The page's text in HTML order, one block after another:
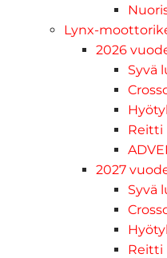
Lynx-
2026
Syvä
Reitti
2027
Syvä
Reitti